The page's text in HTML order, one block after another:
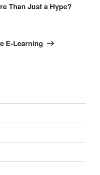
Than Just a Hype?
E-Learning